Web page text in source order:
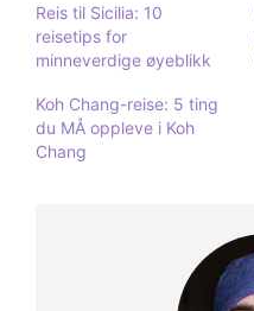
Reis til Sicilia: 10
reisetips for
minneverdige øyeblikk
Koh Chang-reise: 5 ting
du MÅ oppleve i Koh
Chang